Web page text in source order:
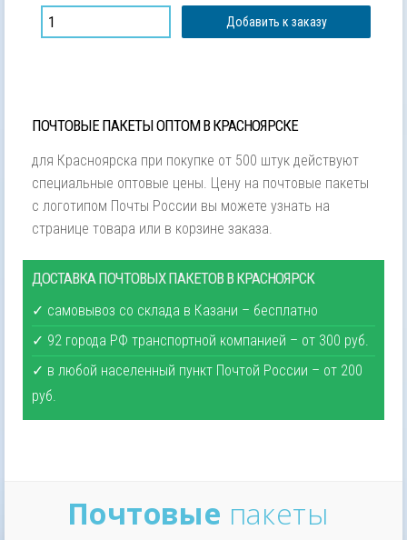
Добавить к заказу
ПОЧТОВЫЕ ПАКЕТЫ ОПТОМ В КРАСНОЯРСКЕ
для Красноярска при покупке от 500 штук действуют
специальные оптовые цены. Цену на почтовые пакеты
с логотипом Почты России вы можете узнать на
странице товара или в корзине заказа.
ДОСТАВКА ПОЧТОВЫХ ПАКЕТОВ В КРАСНОЯРСК
✓ самовывоз со склада в Казани – бесплатно
✓ 92 города РФ транспортной компанией – от 300 руб.
✓ в любой населенный пункт Почтой России – от 200
руб.
Почтовые пакеты